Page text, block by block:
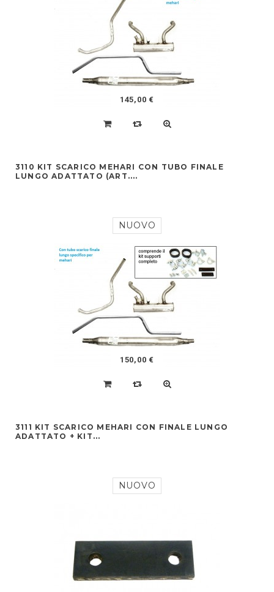
145,00 €
3110 KIT SCARICO MEHARI CON TUBO FINALE
LUNGO ADATTATO (ART....
NUOVO
150,00 €
3111 KIT SCARICO MEHARI CON FINALE LUNGO
ADATTATO + KIT...
NUOVO